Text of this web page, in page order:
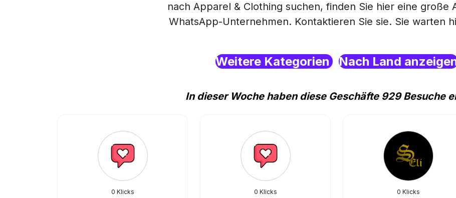
nach Apparel & Clothing suchen, finden Sie hier eine große
WhatsApp-Unternehmen. Kontaktieren Sie sie. Sie warten
Weitere Kategorien Nach Land
In dieser Woche haben diese Geschäfte 929 Besuche
0 Klicks 0 Klicks 0 Klicks